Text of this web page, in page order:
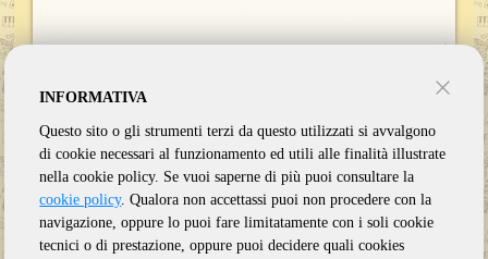
INFORMATIVA
Questo sito o gli strumenti terzi da questo utilizzati si avvalgono
di cookie necessari al funzionamento ed utili alle finalità illustrate
nella cookie policy. Se vuoi saperne di più puoi consultare la
cookie policy. Qualora non accettassi puoi non procedere con la
navigazione, oppure lo puoi fare limitatamente con i soli cookie
tecnici o di prestazione, oppure puoi decidere quali cookies